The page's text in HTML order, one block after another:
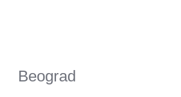
Beograd